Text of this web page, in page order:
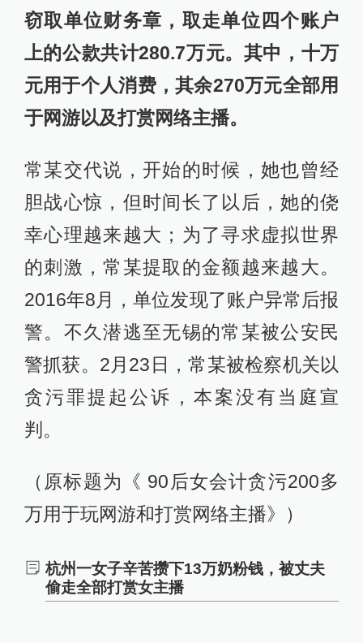
窃取单位财务章，取走单位四个账户
上的公款共计280.7万元。其中，十万
元用于个人消费，其余270万元全部用
于网游以及打赏网络主播。
常某交代说，开始的时候，她也曾经
胆战心惊，但时间长了以后，她的侥
幸心理越来越大；为了寻求虚拟世界
的刺激，常某提取的金额越来越大。
2016年8月，单位发现了账户异常后报
警。不久潜逃至无锡的常某被公安民
警抓获。2月23日，常某被检察机关以
贪污罪提起公诉，本案没有当庭宣
判。
（原标题为《 90后女会计贪污200多
万用于玩网游和打赏网络主播》）
杭州一女子辛苦攒下13万奶粉钱，被丈夫
偷走全部打赏女主播